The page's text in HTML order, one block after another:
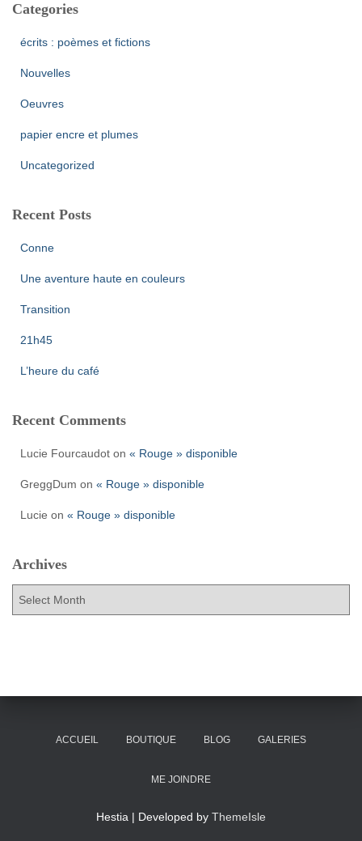
c
Categories
écrits : poèmes et fictions
Nouvelles
Oeuvres
papier encre et plumes
Uncategorized
Recent Posts
Conne
Une aventure haute en couleurs
Transition
21h45
L’heure du café
Recent Comments
Lucie Fourcaudot on « Rouge » disponible
GreggDum on « Rouge » disponible
Lucie on « Rouge » disponible
Archives
e
ACCUEIL BOUTIQUE BLOG GALERIES
ME JOINDRE
Hestia | Developed by ThemeIsle